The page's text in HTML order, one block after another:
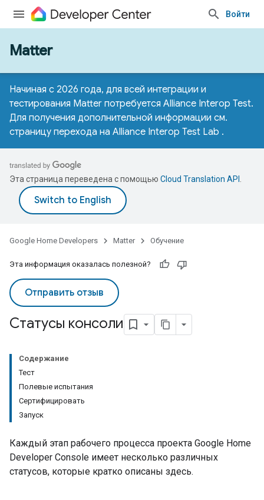
Войти
Matter
Начиная с 2026 года, для всей интеграции и
тестирования Matter потребуется Alliance Interop Test.
Для получения дополнительной информации см.
страницу перехода на Alliance Interop Test Lab .
Эта страница переведена с помощью Cloud Translation API
Google Home Developers Matter Обучение
Эта информация оказалась полезной?
Отправить отзыв
Статусы консоли
Содержание
Тест
Полевые испытания
Сертифицировать
Запуск
Каждый этап рабочего процесса проекта Google Home
Developer Console имеет несколько различных
статусов, которые кратко описаны здесь.